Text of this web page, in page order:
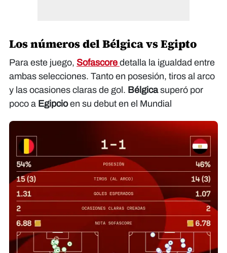
Los números del Bélgica vs Egipto
Para este juego, Sofascore detalla la igualdad entre
ambas selecciones. Tanto en posesión, tiros al arco
y las ocasiones claras de gol. Bélgicasuperó por
poco a Egipcioen su debut en el Mundial